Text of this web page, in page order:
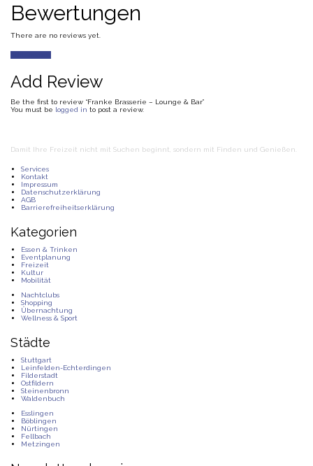
Bewertungen
There are no reviews yet.
Add Review
Be the first to review “Franke Brasserie – Lounge & Bar”
You must be logged in to post a review.
Damit Ihre Freizeit nicht mit Suchen beginnt, sondern mit Finden und Genießen.
Services
Kontakt
Impressum
Datenschutzerklärung
AGB
Barrierefreiheitserklärung
Kategorien
Essen & Trinken
Eventplanung
Freizeit
Kultur
Mobilität
Nachtclubs
Shopping
Übernachtung
Wellness & Sport
Städte
Stuttgart
Leinfelden-Echterdingen
Filderstadt
Ostfildern
Steinenbronn
Waldenbuch
Esslingen
Böblingen
Nürtingen
Fellbach
Metzingen